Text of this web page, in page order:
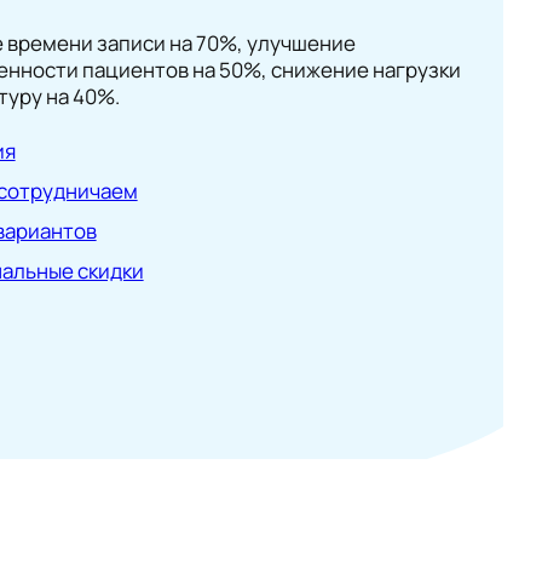
записи на 70%, улучшение
пациентов на 50%, снижение нагрузки
на 40%.
скидки